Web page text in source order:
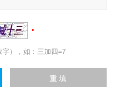
），如：三加四=7